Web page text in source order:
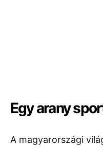
Egy arany
A magyarországi